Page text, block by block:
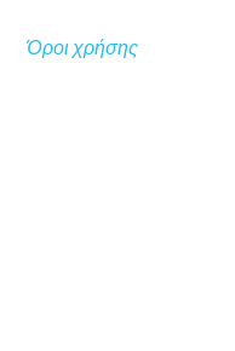
Όροι χρήσης